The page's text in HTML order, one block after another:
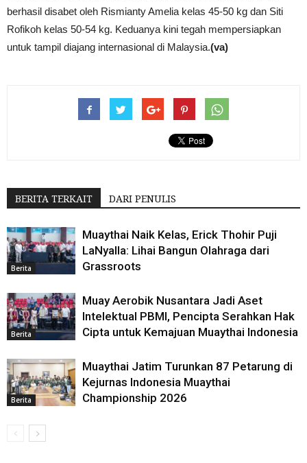
berhasil disabet oleh Rismianty Amelia kelas 45-50 kg dan Siti
Rofikoh kelas 50-54 kg. Keduanya kini tegah mempersiapkan
untuk tampil diajang internasional di Malaysia.(va)
BERITA TERKAIT DARI PENULIS
Berita
Muaythai Naik Kelas, Erick Thohir Puji
LaNyalla: Lihai Bangun Olahraga dari
Grassroots
Berita
Muay Aerobik Nusantara Jadi Aset
Intelektual PBMI, Pencipta Serahkan Hak
Cipta untuk Kemajuan Muaythai Indonesia
Berita
Muaythai Jatim Turunkan 87 Petarung di
Kejurnas Indonesia Muaythai
Championship 2026